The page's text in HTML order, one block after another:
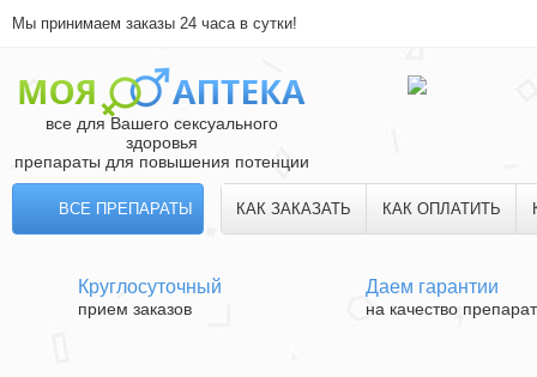
Мы принимаем заказы 24 часа в сутки!
все для Вашего сексуального
здоровья
препараты для повышения потенции
ВСЕ ПРЕПАРАТЫ КАК ЗАКАЗАТЬ КАК ОПЛАТИТЬ
Круглосуточный
прием заказов
Даем гарантии
на качество